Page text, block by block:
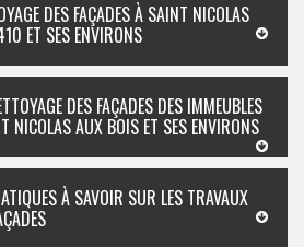
DES FAÇADES À SAINT NICOLAS
ET SES ENVIRONS
DES FAÇADES DES IMMEUBLES
NICOLAS AUX BOIS ET SES ENVIRONS
À SAVOIR SUR LES TRAVAUX